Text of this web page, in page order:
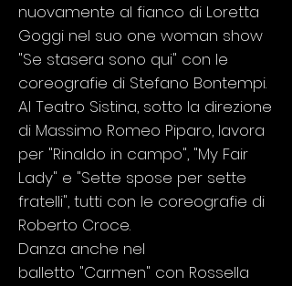
nuovamente al fianco di Loretta
Goggi nel suo one woman show
"Se stasera sono qui" con le
coreografie di Stefano Bontempi.
Al Teatro Sistina, sotto la direzione
di Massimo Romeo Piparo, lavora
per "Rinaldo in campo", "My Fair
Lady" e "Sette spose per sette
fratelli", tutti con le coreografie di
Roberto Croce.
Danza anche nel
balletto "Carmen" con Rossella